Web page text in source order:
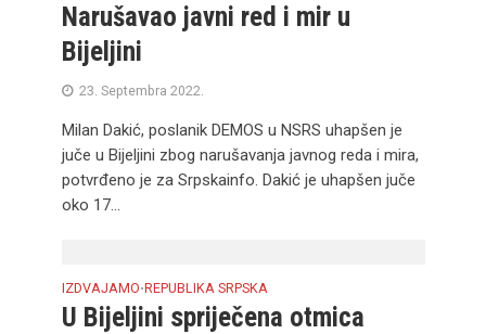
Narušavao javni red i mir u
Bijeljini
23. Septembra 2022.
Milan Dakić, poslanik DEMOS u NSRS uhapšen je
juče u Bijeljini zbog narušavanja javnog reda i mira,
potvrđeno je za Srpskainfo. Dakić je uhapšen juče
oko 17...
IZDVAJAMO•REPUBLIKA SRPSKA
U Bijeljini spriječena otmica